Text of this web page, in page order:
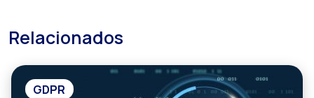
Relacionados
GDPR